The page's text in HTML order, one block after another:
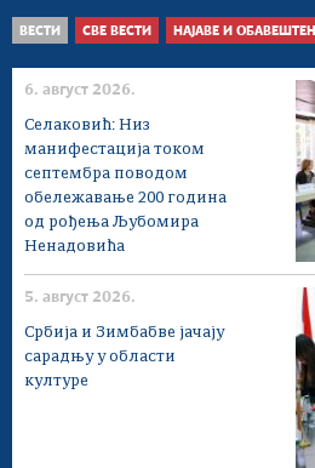
ВЕСТИ СВЕ ВЕСТИ НАЈАВЕ И
6. август 2026.
Селаковић: Низ
манифестација током
септембра поводом
обележавање 200 година
од рођења Љубомира
Ненадовића
5. август 2026.
Србија и Зимбабве јачају
сарадњу у области
културе